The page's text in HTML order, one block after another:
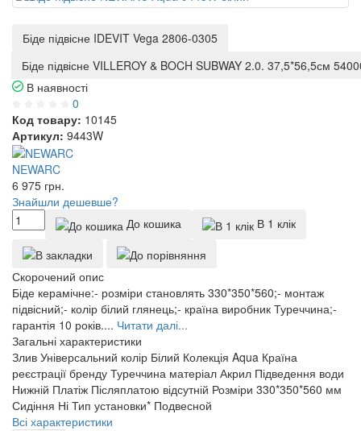
Біде підвісне IDEVIT Vega 2806-0305
Біде підвісне VILLEROY & BOCH SUBWAY 2.0. 37,5*56,5см
В наявності
0
Код товару: 10145
Артикул: 9443W
NEWARC
6 975 грн.
Знайшли дешевше?
До кошика
В 1 клік
Скорочений опис
Біде керамічне:- розміри становлять 330*350*560;- монтаж
підвісний;- колір білий глянець;- країна виробник Туреччина;-
гарантія 10 років.... Читати далі...
Загальні характеристики
Злив Універсальний колір Білий Колекція Aqua Країна
реєстрації бренду Туреччина матеріал Акрил Підведення води
Нижній Платіж Післяплатою відсутній Розміри 330*350*560 мм
Сидіння Ні Тип установки* Подвесной
Всі характеристики